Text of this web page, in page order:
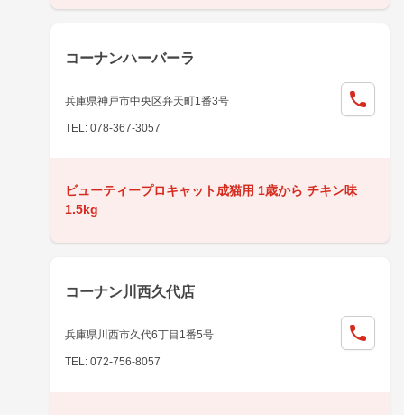
コーナンハーバーラ
兵庫県神戸市中央区弁天町1番3号
TEL: 078-367-3057
ビューティープロキャット成猫用 1歳から チキン味
1.5kg
コーナン川西久代店
兵庫県川西市久代6丁目1番5号
TEL: 072-756-8057